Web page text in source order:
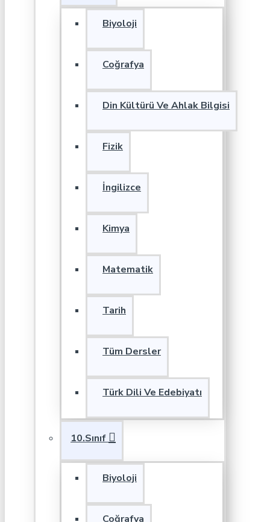
Biyoloji
Coğrafya
Din Kültürü Ve Ahlak Bilgisi
Fizik
İngilizce
Kimya
Matematik
Tarih
Tüm Dersler
Türk Dili Ve Edebiyatı
10.Sınıf
Biyoloji
Coğrafya